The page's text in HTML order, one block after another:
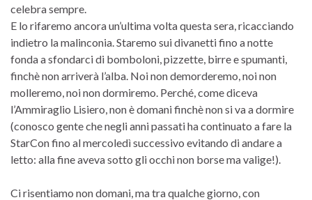
celebra sempre.
E lo rifaremo ancora un’ultima volta questa sera, ricacciando
indietro la malinconia. Staremo sui divanetti fino a notte
fonda a sfondarci di bomboloni, pizzette, birre e spumanti,
finchè non arriverà l’alba. Noi non demorderemo, noi non
molleremo, noi non dormiremo. Perché, come diceva
l’Ammiraglio Lisiero, non è domani finchè non si va a dormire
(conosco gente che negli anni passati ha continuato a fare la
StarCon fino al mercoledì successivo evitando di andare a
letto: alla fine aveva sotto gli occhi non borse ma valige!).
Ci risentiamo non domani, ma tra qualche giorno, con